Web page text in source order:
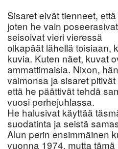
Sisaret eivät tienneet,
joten he vain
seisoivat vieri vieressä
olkapäät lähellä toisiaan,
kuvia. Kuten näet, kuvat
ammattimaisia. Nixon,
vaimonsa ja sisaret
että he päättivät tehdä
vuosi perhejuhlassa.
He halusivat käyttää
suodatinta ja seistä
Alun perin ensimmäinen
vuonna 1974, mutta